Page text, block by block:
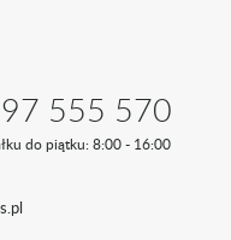
555 570
do piątku: 8:00 - 16:00